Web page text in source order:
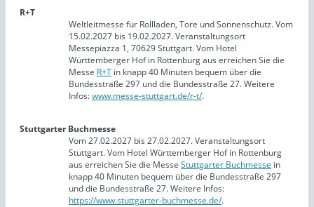
R+T
Weltleitmesse für Rollladen, Tore und Sonnenschutz. Vom
15.02.2027 bis 19.02.2027. Veranstaltungsort
Messepiazza 1, 70629 Stuttgart. Vom Hotel
Württemberger Hof in Rottenburg aus erreichen Sie die
Messe R+T in knapp 40 Minuten bequem über die
Bundesstraße 297 und die Bundesstraße 27. Weitere
Infos:www.messe-stuttgart.de/r-t/.
Stuttgarter Buchmesse
Vom 27.02.2027 bis 27.02.2027. Veranstaltungsort
Stuttgart. Vom Hotel Württemberger Hof in Rottenburg
aus erreichen Sie die Messe Stuttgarter Buchmesse in
knapp 40 Minuten bequem über die Bundesstraße 297
und die Bundesstraße 27. Weitere Infos:
https://www.stuttgarter-buchmesse.de/.